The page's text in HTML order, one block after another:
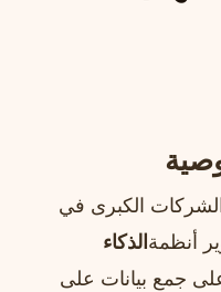
الكبرى في
أنظمةالذكاء
جمع بيانات على